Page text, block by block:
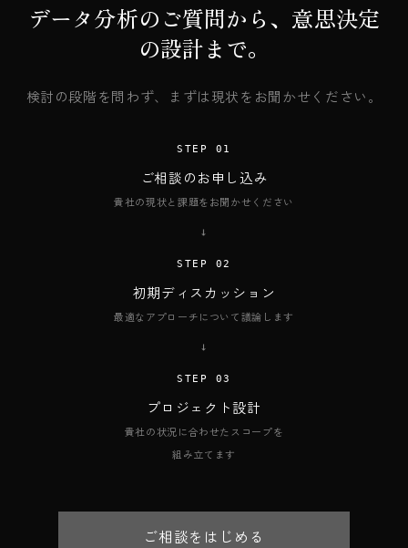
データ分析のご質問から、意思決定
の設計まで。
検討の段階を問わず、まずは現状をお聞かせください。
STEP 01
ご相談のお申し込み
貴社の現状と課題をお聞かせください
→
STEP 02
初期ディスカッション
最適なアプローチについて議論します
→
STEP 03
プロジェクト設計
貴社の状況に合わせたスコープを
組み立てます
ご相談をはじめる